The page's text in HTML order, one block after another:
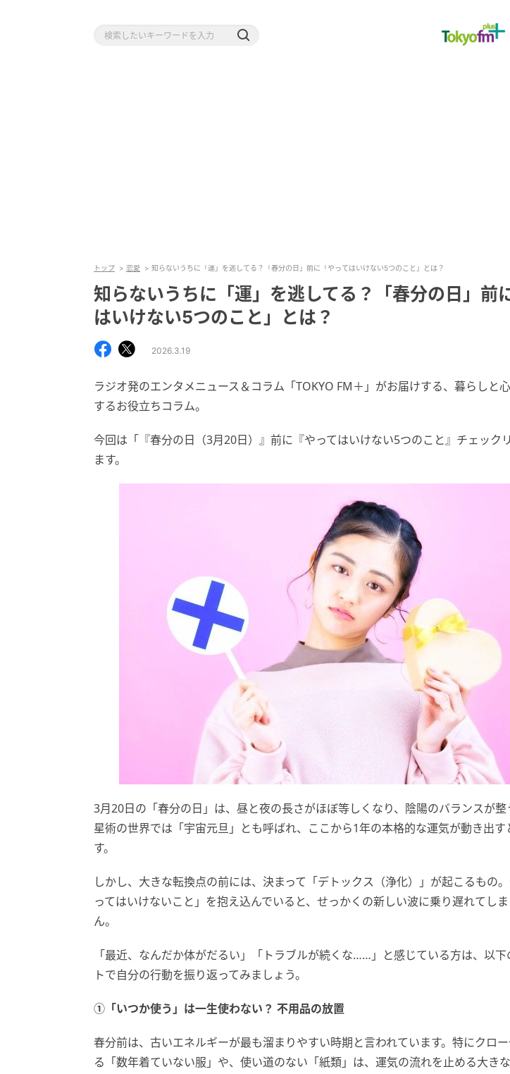
トップ 恋愛 知らないうちに「運」を逃してる？「春分の日」前に「やってはいけない5つのこと」とは？
知らないうちに「運」を逃してる？「春分の日」前
はいけない5つのこと」とは？
2026.3.19
ラジオ発のエンタメニュース＆コラム「TOKYO FM＋」がお届けする、暮らしと
するお役立ちコラム。
今回は「『春分の日（3月20日）』前に『やってはいけない5つのこと』チェック
ます。
3月20日の「春分の日」は、昼と夜の長さがほぼ等しくなり、陰陽のバランスが
星術の世界では「宇宙元旦」とも呼ばれ、ここから1年の本格的な運気が動き出す
す。
しかし、大きな転換点の前には、決まって「デトックス（浄化）」が起こるもの
ってはいけないこと」を抱え込んでいると、せっかくの新しい波に乗り遅れてし
ん。
「最近、なんだか体がだるい」「トラブルが続くな……」と感じている方は、以下
トで自分の行動を振り返ってみましょう。
①「いつか使う」は一生使わない？ 不用品の放置
春分前は、古いエネルギーが最も溜まりやすい時期と言われています。特にクロ
る「数年着ていない服」や、使い道のない「紙類」は、運気の流れを止める大きな